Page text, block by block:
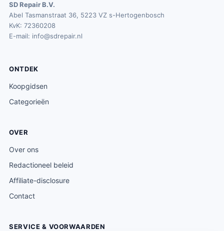
SD Repair B.V.
Abel Tasmanstraat 36, 5223 VZ s-Hertogenbosch
KvK: 72360208
E-mail: info@sdrepair.nl
ONTDEK
Koopgidsen
Categorieën
OVER
Over ons
Redactioneel beleid
Affiliate-disclosure
Contact
SERVICE & VOORWAARDEN